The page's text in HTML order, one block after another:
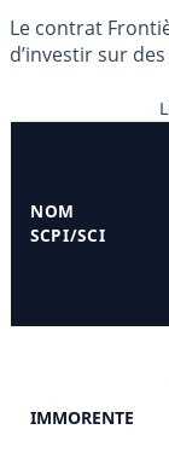
Le contrat
d’investir sur
NOM
SCPI/SCI
IMMORENTE